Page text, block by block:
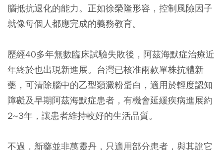
腦抵抗退化的能力。正如徐榮隆形容，控制風險因子
就像每個人都應完成的義務教育。
歷經40多年無數臨床試驗失敗後，阿茲海默症治療近
年終於也出現新進展。台灣已核准兩款單株抗體新
藥，可清除腦中的乙型類澱粉蛋白，適用於輕度認知
障礙及早期阿茲海默症患者，有機會延緩疾病進展約
2~3年，讓患者維持較好的生活品質。
不過，新藥並非萬靈丹，只適用部分患者，與其說它